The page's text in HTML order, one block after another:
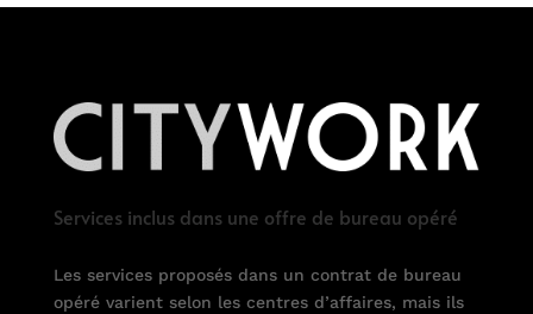
Services inclus dans une offre de bureau opéré
Les services proposés dans un contrat de bureau
opéré varient selon les centres d’affaires, mais ils